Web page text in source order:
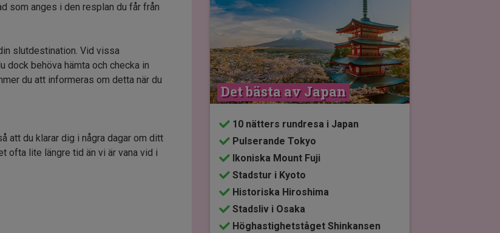
som anges i den resplan du får från
slutdestination. Vid vissa
dock behöva hämta och checka in
du att informeras om detta när du
att du klarar dig i några dagar om ditt
ofta lite längre tid än vi är vana vid i
Det bästa av Japan
10 nätters rundresa i Japan
Pulserande Tokyo
Ikoniska Mount Fuji
Stadstur i Kyoto
Historiska Hiroshima
Stadsliv i Osaka
Höghastighetståget Shinkansen